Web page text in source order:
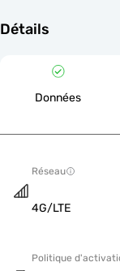
Détails
Données
Réseau
4G/LTE
Politique